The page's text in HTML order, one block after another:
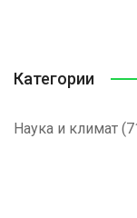
Категории
Наука и климат